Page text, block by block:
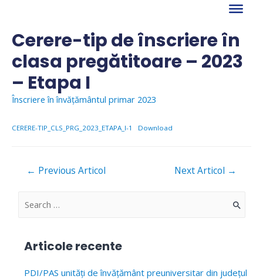
contentCerere-tip de înscriere în
clasa pregătitoare – 2023
– Etapa I
Înscriere în învățământul primar 2023
CERERE-TIP_CLS_PRG_2023_ETAPA_I-1 Download
Navigare
← Previous Articol Next Articol →
S
c
Articole recente
PDI/PAS unități de învățământ preuniversitar din județul